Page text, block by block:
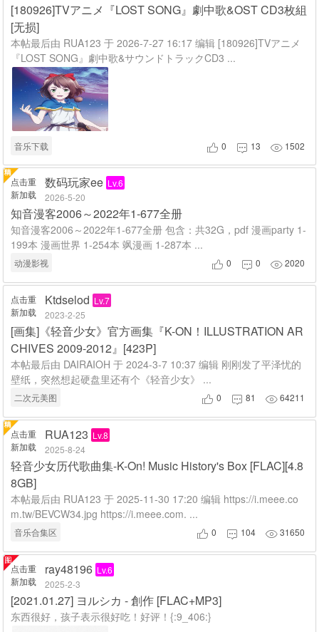
[180926]TVアニメ『LOST SONG』劇中歌&OST CD3枚組
[无损]
本帖最后由 RUA123 于 2026-7-27 16:17 编辑 [180926]TVアニメ
『LOST SONG』劇中歌&サウンドトラックCD3 ...
音乐下载  0  13  1502
点击重
新加载
数码玩家ee Lv.6
2026-5-20
知音漫客2006～2022年1-677全册
知音漫客2006～2022年1-677全册 包含：共32G，pdf 漫画party 1-
199本 漫画世界 1-254本 飒漫画 1-287本 ...
动漫影视  0  0 2020
点击重
新加载
Ktdselod Lv.7
2023-2-25
[画集]《轻音少女》官方画集『K-ON！ILLUSTRATION AR
CHIVES 2009-2012』[423P]
本帖最后由 DAIRAIOH 于 2024-3-7 10:37 编辑 刚刚发了平泽忧的
壁纸，突然想起硬盘里还有个《轻音少女》 ...
二次元美图  0  81 64211
点击重
新加载
RUA123 Lv.8
2025-8-24
轻音少女历代歌曲集-K-On! Music History's Box [FLAC][4.8
8GB]
本帖最后由 RUA123 于 2025-11-30 17:20 编辑 https://i.meee.co
m.tw/BEVCW34.jpg https://i.meee.com. ...
音乐合集区  0  104 31650
点击重
新加载
ray48196 Lv.6
2025-2-3
[2021.01.27] ヨルシカ - 創作 [FLAC+MP3]
东西很好，孩子表示很好吃！好评！{:9_406:}